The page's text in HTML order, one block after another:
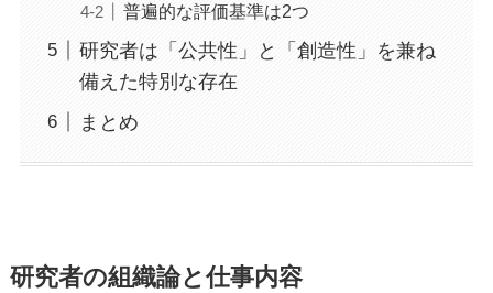
普遍的な評価基準は2つ
研究者は「公共性」と「創造性」を兼ね
備えた特別な存在
まとめ
研究者の組織論と仕事内容